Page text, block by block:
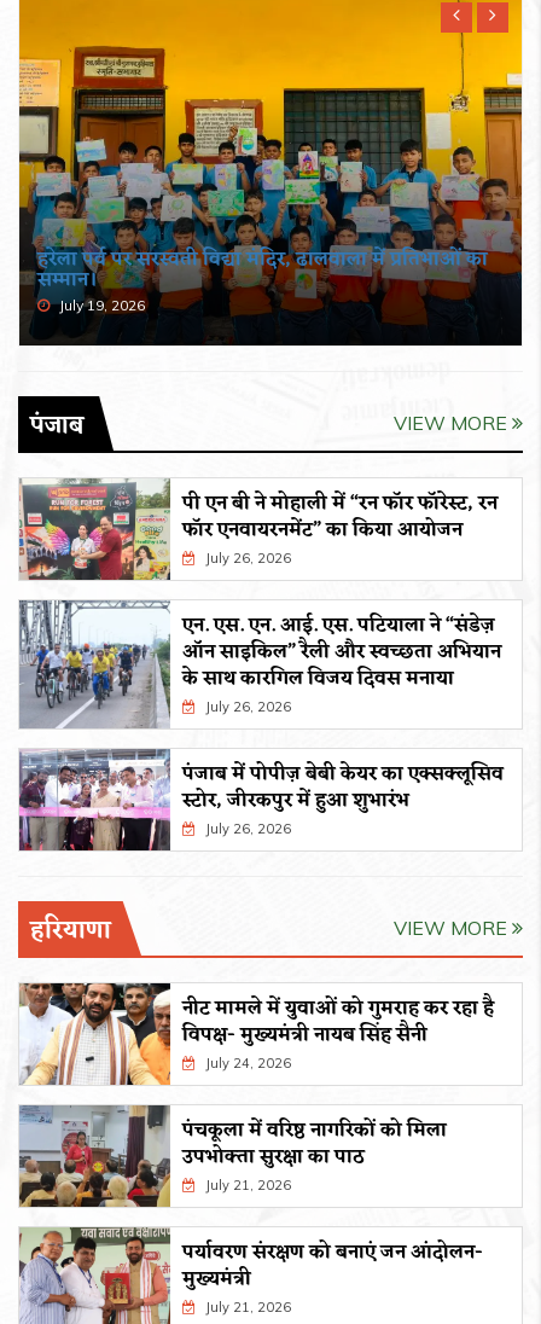
हरेला पर्व पर सरस्वती विद्या मंदिर, ढालवाला में प्रतिभाओं का
सम्मान।
July 19, 2026
पंजाब VIEW MORE
पी एन बी ने मोहाली में “रन फॉर फॉरेस्ट, रन
फॉर एनवायरनमेंट” का किया आयोजन
July 26, 2026
एन. एस. एन. आई. एस. पटियाला ने “संडेज़
ऑन साइकिल” रैली और स्वच्छता अभियान
के साथ कारगिल विजय दिवस मनाया
July 26, 2026
पंजाब में पोपीज़ बेबी केयर का एक्सक्लूसिव
स्टोर, जीरकपुर में हुआ शुभारंभ
July 26, 2026
हरियाणा VIEW MORE
नीट मामले में युवाओं को गुमराह कर रहा है
विपक्ष- मुख्यमंत्री नायब सिंह सैनी
July 24, 2026
पंचकूला में वरिष्ठ नागरिकों को मिला
उपभोक्ता सुरक्षा का पाठ
July 21, 2026
पर्यावरण संरक्षण को बनाएं जन आंदोलन-
मुख्यमंत्री
July 21, 2026